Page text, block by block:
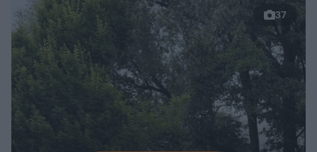
37